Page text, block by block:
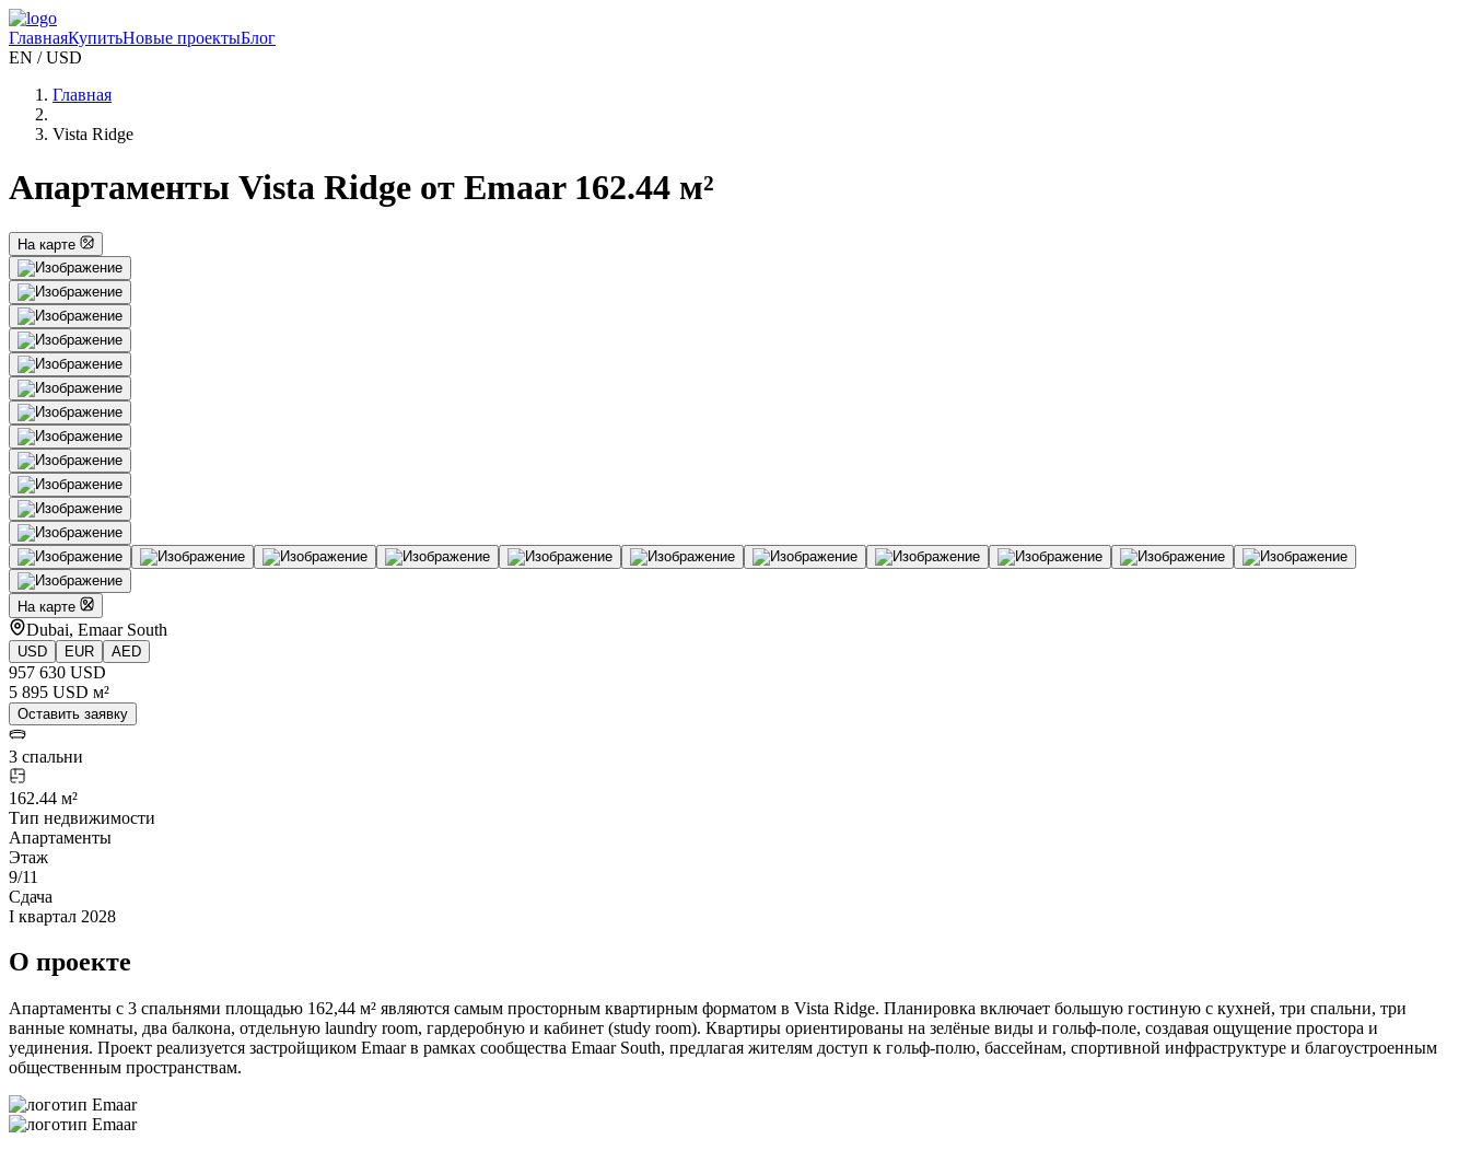
ГлавнаяКупитьНовые проектыБлог
EN / USD
Главная
Vista Ridge
Апартаменты Vista Ridge от Emaar 162.44 м²
На карте
На карте
Dubai, Emaar South
USD EUR AED
957 630 USD
5 895 USD м²
Оставить заявку
3 спальни
162.44 м²
Тип недвижимости
Апартаменты
Этаж
9/11
Сдача
I квартал 2028
О проекте
Апартаменты с 3 спальнями площадью 162,44 м² являются самым просторным квартирным форматом в Vista Ridge. Планировка включает большую гостиную с кухней, три спальни, три
ванные комнаты, два балкона, отдельную laundry room, гардеробную и кабинет (study room). Квартиры ориентированы на зелёные виды и гольф-поле, создавая ощущение простора и
уединения. Проект реализуется застройщиком Emaar в рамках сообщества Emaar South, предлагая жителям доступ к гольф-полю, бассейнам, спортивной инфраструктуре и благоустроенным
общественным пространствам.